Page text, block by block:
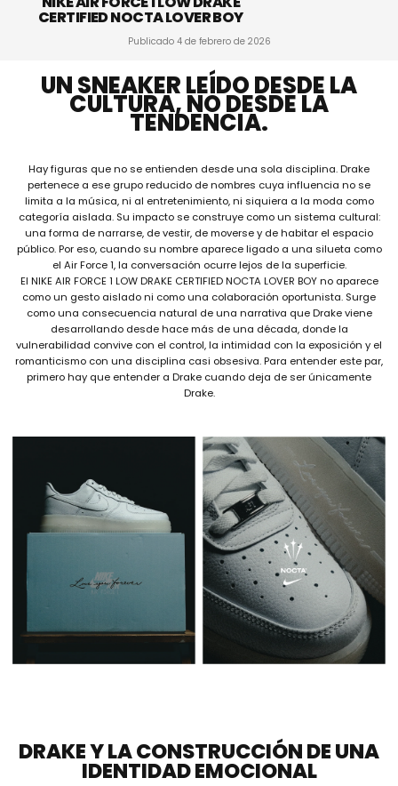
CERTIFIED NOCTA LOVER BOY
Publicado 4 de febrero de 2026
UN SNEAKER LEÍDO DESDE LA
CULTURA, NO DESDE LA
TENDENCIA.
Hay figuras que no se entienden desde una sola disciplina. Drake
pertenece a ese grupo reducido de nombres cuya influencia no se
limita a la música, ni al entretenimiento, ni siquiera a la moda como
categoría aislada. Su impacto se construye como un sistema cultural:
una forma de narrarse, de vestir, de moverse y de habitar el espacio
público. Por eso, cuando su nombre aparece ligado a una silueta como
el Air Force 1, la conversación ocurre lejos de la superficie.
El NIKE AIR FORCE 1 LOW DRAKE CERTIFIED NOCTA LOVER BOY no aparece
como un gesto aislado ni como una colaboración oportunista. Surge
como una consecuencia natural de una narrativa que Drake viene
desarrollando desde hace más de una década, donde la
vulnerabilidad convive con el control, la intimidad con la exposición y el
romanticismo con una disciplina casi obsesiva. Para entender este par,
primero hay que entender a Drake cuando deja de ser únicamente
Drake.
DRAKE Y LA CONSTRUCCIÓN DE UNA
IDENTIDAD EMOCIONAL